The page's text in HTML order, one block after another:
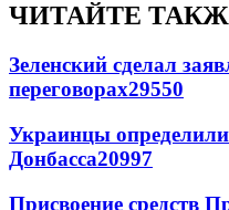
ЧИТАЙТЕ
Зеленский сделал
переговорах29550
Украинцы
Донбасса20997
Присвоение средств